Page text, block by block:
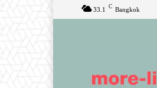
33.1 C Bangkok